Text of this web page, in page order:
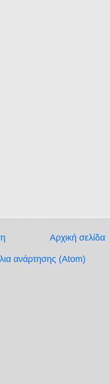
Αρχική σελίδα
ανάρτησης (Atom)